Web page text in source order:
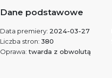
Dane podstawowe
Data premiery: 2024-03-27
Liczba stron: 380
Oprawa: twarda z obwolutą